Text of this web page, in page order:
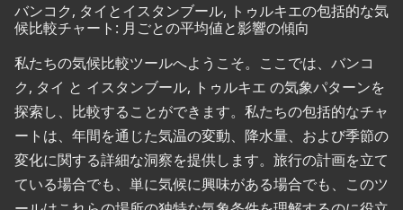
バンコク, タイとイスタンブール, トゥルキエの包括的な気
候比較チャート: 月ごとの平均値と影響の傾向
私たちの気候比較ツールへようこそ。ここでは、バンコ
ク, タイ と イスタンブール, トゥルキエ の気象パターンを
探索し、比較することができます。私たちの包括的なチャ
ートは、年間を通じた気温の変動、降水量、および季節の
変化に関する詳細な洞察を提供します。旅行の計画を立て
ている場合でも、単に気候に興味がある場合でも、このツ